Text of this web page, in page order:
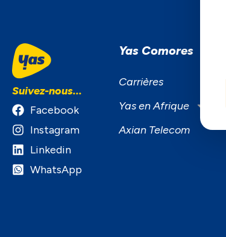
Suivez-nous...
Facebook
Instagram
Linkedin
WhatsApp
Yas Comores
Carrières
Yas en Afrique
Axian Telecom